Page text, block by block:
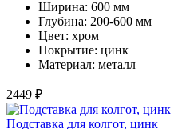
Ширина: 600 мм
Глубина: 200-600 мм
Цвет: хром
Покрытие: цинк
Материал: металл
2449 ₽
Подставка для колгот, цинк